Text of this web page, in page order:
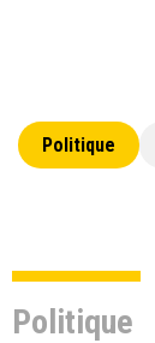
Politique
Politique